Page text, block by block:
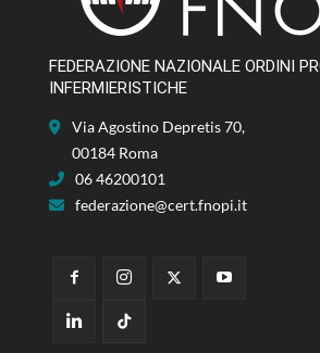
FEDERAZIONE NAZIONALE ORDINI
INFERMIERISTICHE
Via Agostino Depretis 70,
00184 Roma
06 46200101
federazione@cert.fnopi.it